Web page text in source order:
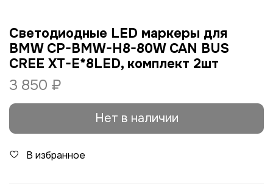
Светодиодные LED маркеры для
BMW CP-BMW-H8-80W CAN BUS
CREE XT-E*8LED, комплект 2шт
3 850 ₽
Нет в наличии
В избранное